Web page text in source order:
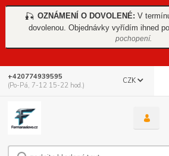
🎣 OZNÁMENÍ O DOVOLENÉ: V
dovolenou. Objednávky vyřídím ihned
pochopení.
CZK
+420774939595
(Po-Pá, 7-12 15-22 hod.)